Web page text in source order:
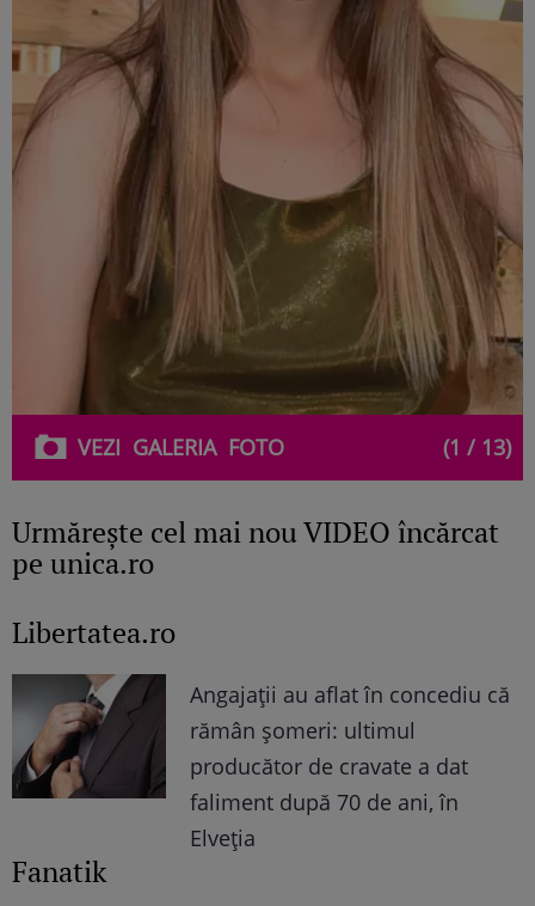
VEZI GALERIAFOTO (1 / 13)
Urmăreşte cel mai nou VIDEO încărcat
pe unica.ro
Libertatea.ro
Angajații au aflat în concediu că
rămân șomeri: ultimul
producător de cravate a dat
faliment după 70 de ani, în
Elveția
Fanatik